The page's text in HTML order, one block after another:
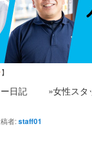
】
日記 »女性スタ
者:staff01